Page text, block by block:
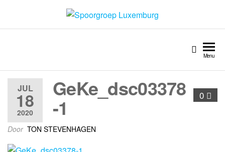
Spoorgroep Luxemburg
Menu
JUL
18
2020
0
GeKe_dsc03378
-1
Door TON STEVENHAGEN